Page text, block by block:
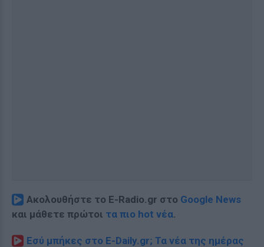
Ακολουθήστε το E-Radio.gr στο Google News
και μάθετε πρώτοι τα πιο hot νέα.
Εσύ μπήκες στο E-Daily.gr; Τα νέα της ημέρας